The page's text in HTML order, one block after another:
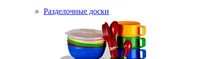
Разделочные доски